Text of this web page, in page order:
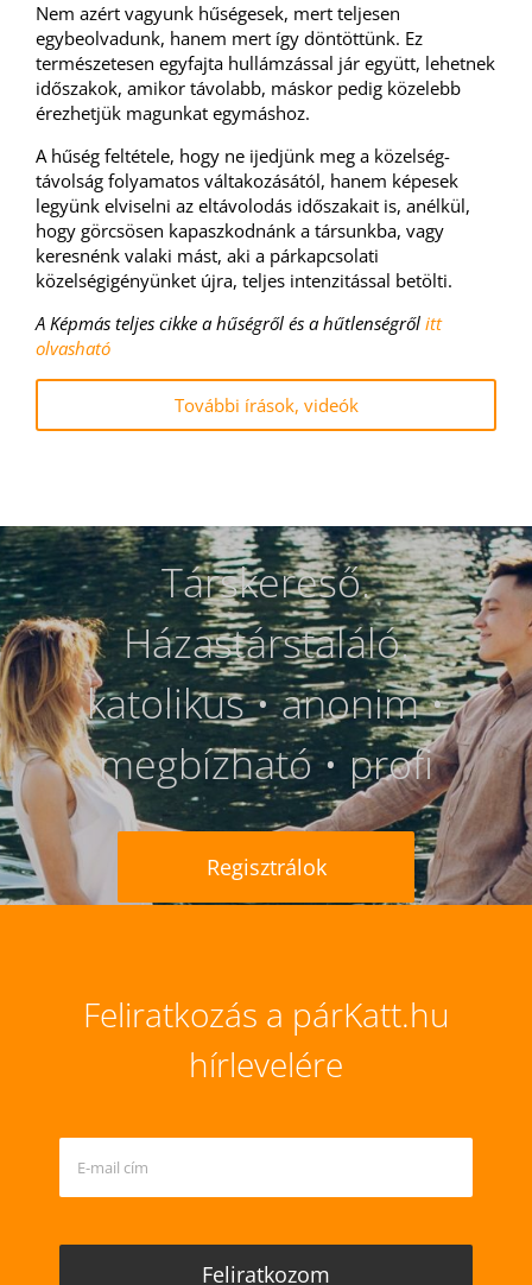
Nem azért vagyunk hűségesek, mert teljesen
egybeolvadunk, hanem mert így döntöttünk. Ez
természetesen egyfajta hullámzással jár együtt, lehetnek
időszakok, amikor távolabb, máskor pedig közelebb
érezhetjük magunkat egymáshoz.
A hűség feltétele, hogy ne ijedjünk meg a közelség-
távolság folyamatos váltakozásától, hanem képesek
legyünk elviselni az eltávolodás időszakait is, anélkül,
hogy görcsösen kapaszkodnánk a társunkba, vagy
keresnénk valaki mást, aki a párkapcsolati
közelségigényünket újra, teljes intenzitással betölti.
A Képmás teljes cikke a hűségről és a hűtlenségről itt
olvasható
További írások, videók
Társkereső.
Házastárstaláló.
katolikus • anonim •
megbízható • profi
Regisztrálok
Feliratkozás a párKatt.hu
hírlevelére